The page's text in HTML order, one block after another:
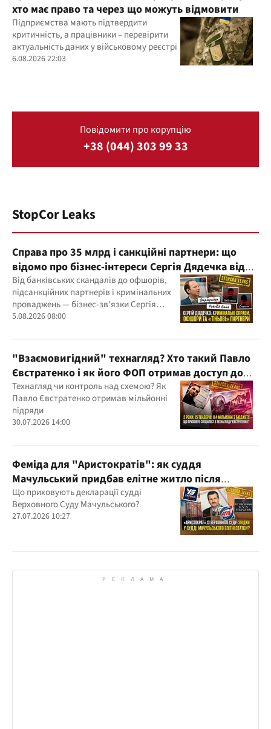
хто має право та через що можуть відмовити
Підприємства мають підтвердити
критичність, а працівники – перевірити
актуальність даних у військовому реєстрі
6.08.2026 22:03
Повідомити про корупцію
+38 (044) 303 99 33
StopCor Leaks
Справа про 35 млрд і санкційні партнери: що
відомо про бізнес-інтереси Сергія Дядечка від
"Родовід Банку" до "ФАРМАСЕЛ"
Від банківських скандалів до офшорів,
підсанкційних партнерів і кримінальних
проваджень — бізнес-зв'язки Сергія
Дядечка й досі простягаються через
5.08.2026 08:00
"Взаємовигідний" технагляд? Хто такий Павло
Євстратенко і як його ФОП отримав доступ до
бюджетних мільйонів?
Технагляд чи контроль над схемою? Як
Павло Євстратенко отримав мільйонні
підряди
30.07.2026 14:00
Феміда для "Аристократів": як суддя
Мачульський придбав елітне житло після
вердикту на користь забудовника?
Що приховують декларації судді
Верховного Суду Мачульського?
27.07.2026 10:27